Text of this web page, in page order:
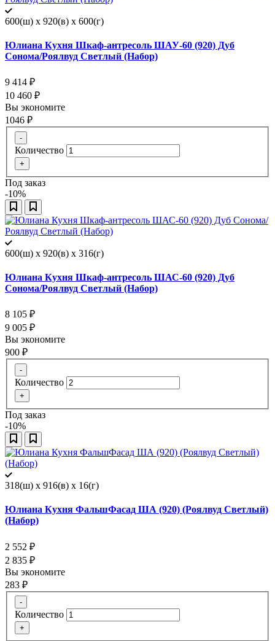
600(ш) x 920(в) x 600(г)
Юлиана Кухня Шкаф-антресоль ШАУ-60 (920) Дуб
Сонома/Роялвуд Светлый (Набор)
9 414 ₽
10 460 ₽
Вы экономите
1046 ₽
-
Количество
+
Под заказ
-10%
600(ш) x 920(в) x 316(г)
Юлиана Кухня Шкаф-антресоль ШАС-60 (920) Дуб
Сонома/Роялвуд Светлый (Набор)
8 105 ₽
9 005 ₽
Вы экономите
900 ₽
-
Количество
+
Под заказ
-10%
318(ш) x 916(в) x 16(г)
Юлиана Кухня ФальшФасад ША (920) (Роялвуд Светлый)
(Набор)
2 552 ₽
2 835 ₽
Вы экономите
283 ₽
-
Количество
+